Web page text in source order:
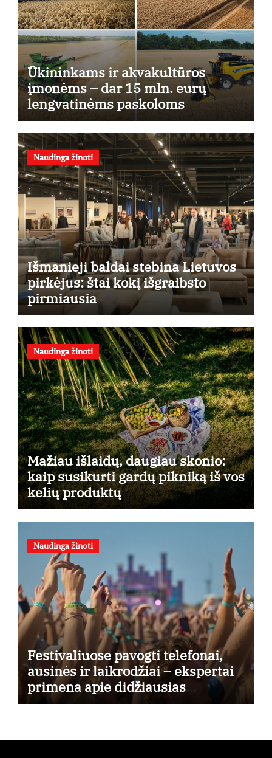
Ūkininkams ir akvakultūros
įmonėms – dar 15 mln. eurų
lengvatinėms paskoloms
Naudinga žinoti
Išmanieji baldai stebina Lietuvos
pirkėjus: štai kokį išgraibsto
pirmiausia
Naudinga žinoti
Mažiau išlaidų, daugiau skonio:
kaip susikurti gardų pikniką iš vos
kelių produktų
Naudinga žinoti
Festivaliuose pavogti telefonai,
ausinės ir laikrodžiai – ekspertai
primena apie didžiausias
finansines rizikas